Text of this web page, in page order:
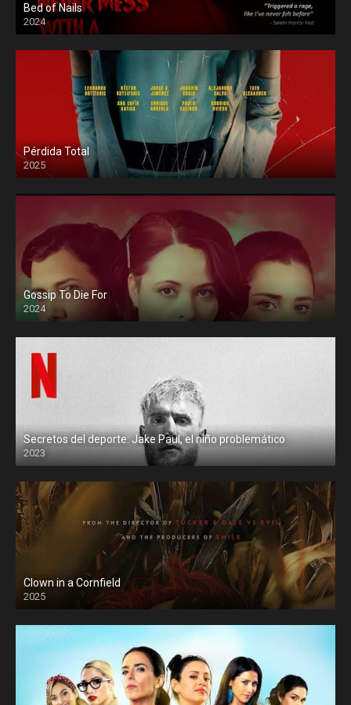
Bed of Nails
2024
Pérdida Total
2025
Gossip To Die For
2024
Secretos del deporte: Jake Paul, el niño problemático
2023
Clown in a Cornfield
2025